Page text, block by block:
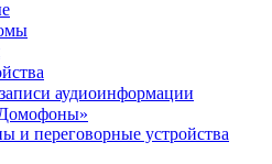
аудиоинформации
и переговорные устройства